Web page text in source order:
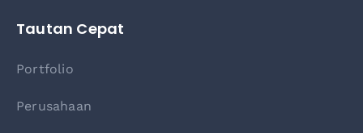
Tautan Cepat
Portfolio
Perusahaan